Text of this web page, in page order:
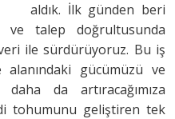
aldık. İlk günden beri
talep doğrultusunda
ile sürdürüyoruz. Bu iş
gücümüzü ve
da artıracağımıza
tohumunu geliştiren tek